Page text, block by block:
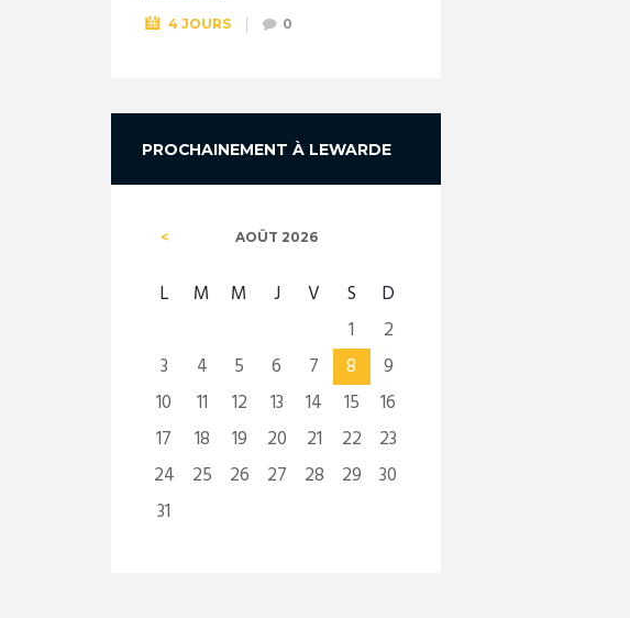
4 JOURS 0
PROCHAINEMENT À LEWARDE
AOÛT 2026
L M M J V S
D
1
2
3
4 5 6 7 8
9
10
11 12 13 14 15
16
17
18 19 20 21 22
23
24
25 26 27 28 29
30
31